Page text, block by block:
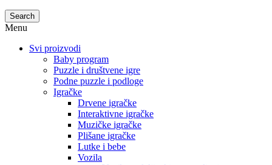
Search
Menu
Svi proizvodi
Baby program
Puzzle i društvene igre
Podne puzzle i podloge
Igračke
Drvene igračke
Interaktivne igračke
Muzičke igračke
Plišane igračke
Lutke i bebe
Vozila